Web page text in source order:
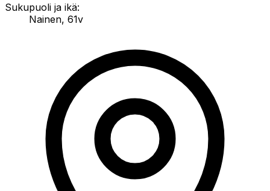
Sukupuoli ja ikä:
Nainen, 61v